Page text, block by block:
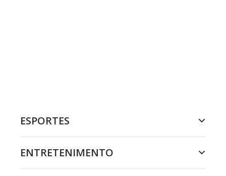
ESPORTES
ENTRETENIMENTO